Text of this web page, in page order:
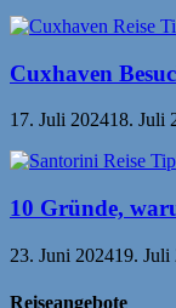
Cuxhaven
17. Juli 202418. Juli
10 Gründe,
23. Juni 202419. Juli
Reiseangebote